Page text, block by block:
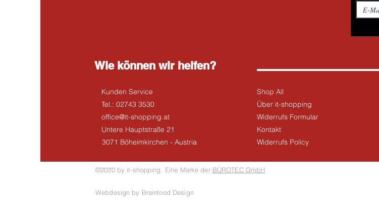
Wie können wir helfen?
Kunden Service
Tel.: 02743 3530
office@it-shopping.at
Untere Hauptstraße 21
3071 Böheimkirchen - Austria
Shop All
Über it-shopping
Widerrufs Formular
Kontakt
Widerrufs Policy
©2020 by it-shopping. Eine Marke der BÜROTEC GmbH
Webdesign by Brainfood Design